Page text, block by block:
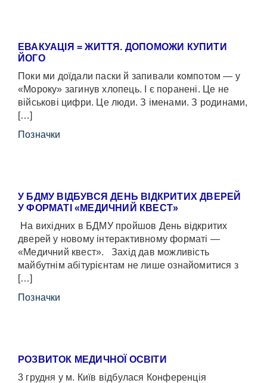
ЕВАКУАЦІЯ = ЖИТТЯ. ДОПОМОЖИ КУПИТИ
ЙОГО
Поки ми доїдали паски й запивали компотом — у
«Мороку» загинув хлопець. І є поранені. Це не
військові цифри. Це люди. З іменами. З родинами,
[…]
Позначки
У БДМУ ВІДБУВСЯ ДЕНЬ ВІДКРИТИХ ДВЕРЕЙ
У ФОРМАТІ «МЕДИЧНИЙ КВЕСТ»
На вихідних в БДМУ пройшов День відкритих
дверей у новому інтерактивному форматі —
«Медичний квест». Захід дав можливість
майбутнім абітурієнтам не лише ознайомитися з
[…]
Позначки
РОЗВИТОК МЕДИЧНОЇ ОСВІТИ
3 грудня у м. Київ відбулася Конференція